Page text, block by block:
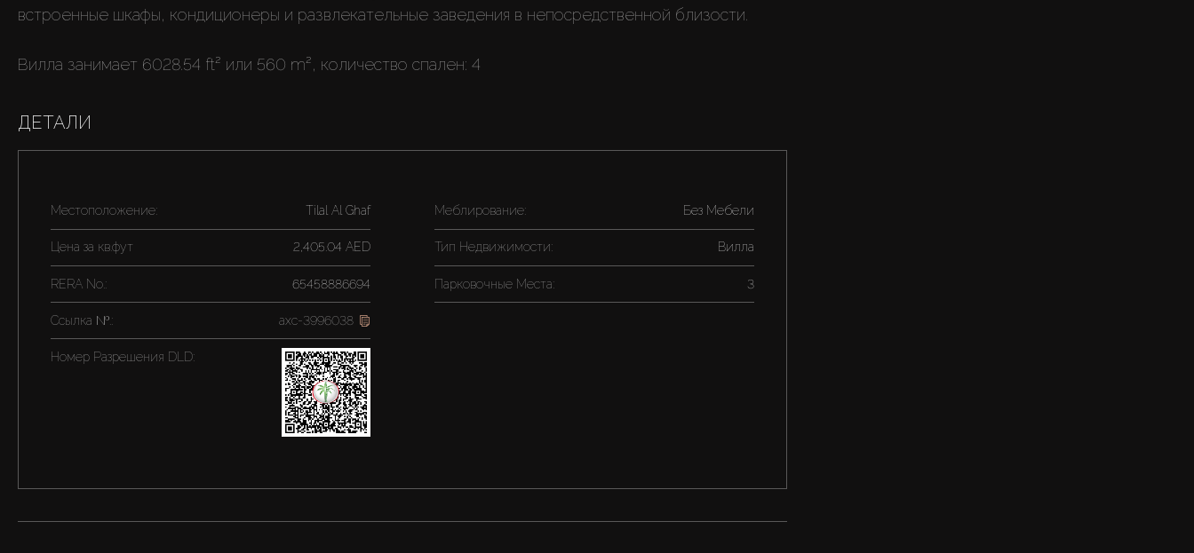
встроенные шкафы, кондиционеры и развлекательные заведения в непосредственной близости.
Вилла занимает 6028.54 ft² или 560 m², количество спален: 4
ДЕТАЛИ
Местоположение: Tilal Al Ghaf
Цена за кв.фут 2,405.04 AED
RERA No.: 65458886694
Ссылка №.: axc-3996038
Номер Разрешения DLD:
Меблирование: Без Мебели
Тип Недвижимости: Вилла
Парковочные Места: 3